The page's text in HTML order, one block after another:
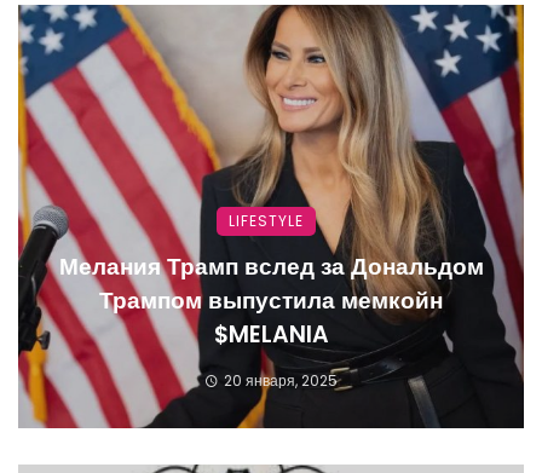
LIFESTYLE
Мелания Трамп вслед за Дональдом
Трампом выпустила мемкойн
$MELANIA
20 января, 2025